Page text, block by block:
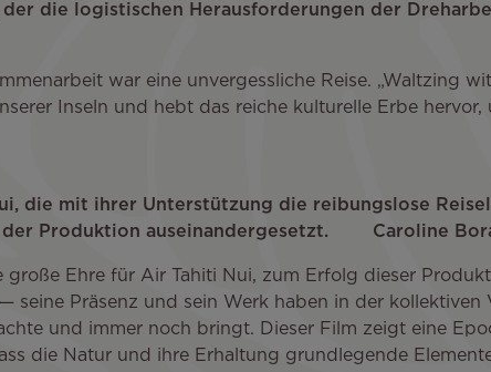
der die logistischen Herausforderungen der
war eine unvergessliche Reise. „Waltzing
Inseln und hebt das reiche kulturelle Erbe
die mit ihrer Unterstützung die reibungslose
der Produktion auseinandergesetzt. Caroline
große Ehre für Air Tahiti Nui, zum Erfolg dieser
seine Präsenz und sein Werk haben in der
und immer noch bringt. Dieser Film zeigt eine
die Natur und ihre Erhaltung grundlegende